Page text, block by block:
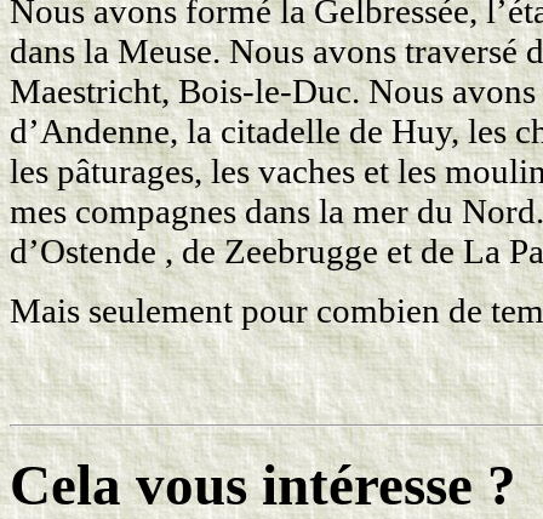
Nous avons formé la Gelbressée,
dans la Meuse. Nous avons
Maestricht, Bois-le-Duc. Nous
d’Andenne, la citadelle de Huy, les
les pâturages, les vaches et les
mes compagnes dans la mer du
d’Ostende , de Zeebrugge et de La
Mais seulement pour combien de
Cela vous intéresse ?